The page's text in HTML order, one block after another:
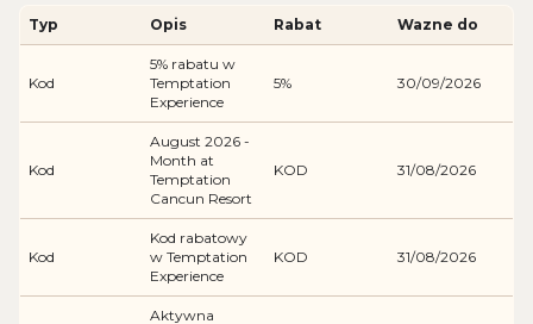
Typ Opis Rabat Wazne do
Kod
5% rabatu w
Temptation
Experience
5% 30/09/2026
Kod
August 2026 -
Month at
Temptation
Cancun Resort
KOD 31/08/2026
Kod
Kod rabatowy
w Temptation
Experience
KOD 31/08/2026
Aktywna